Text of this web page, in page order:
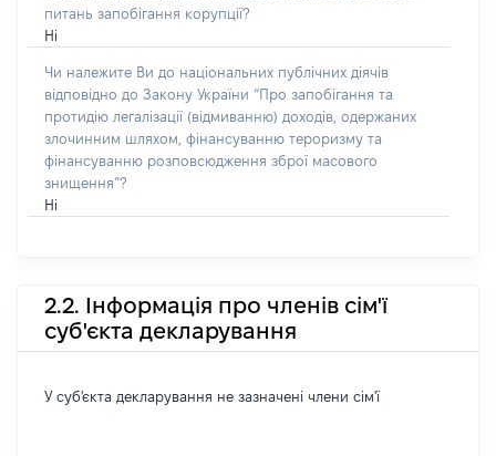
питань запобігання корупції?
Ні
Чи належите Ви до національних публічних діячів
відповідно до Закону України “Про запобігання та
протидію легалізації (відмиванню) доходів, одержаних
злочинним шляхом, фінансуванню тероризму та
фінансуванню розповсюдження зброї масового
знищення”?
Ні
2.2. Інформація про членів сім'ї
суб'єкта декларування
У суб'єкта декларування не зазначені члени сім'ї